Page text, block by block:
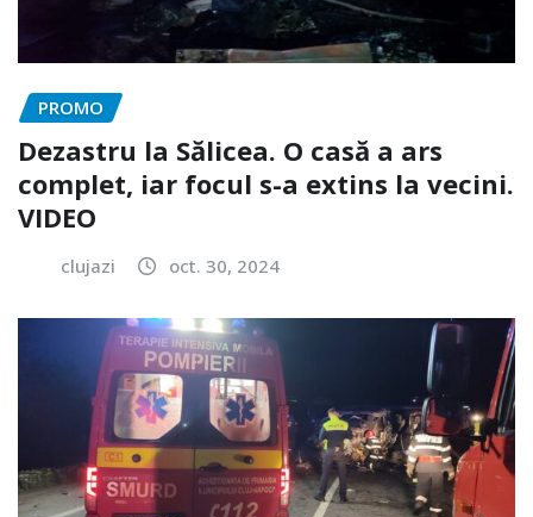
PROMO
Dezastru la Sălicea. O casă a ars
complet, iar focul s-a extins la vecini.
VIDEO
clujazi oct. 30, 2024